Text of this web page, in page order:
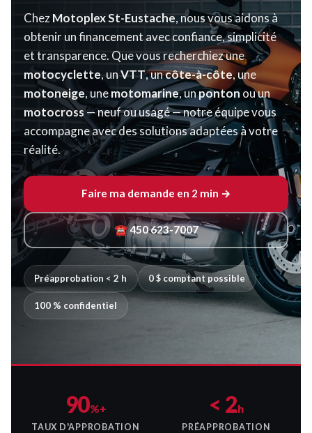
ChezMotoplex St-Eustache, nous vous aidons à
obtenir un financement avec confiance, simplicité
et transparence. Que vous recherchiez une
motocyclette, unVTT, uncôte-à-côte, une
motoneige, unemotomarine, unponton ou un
motocross— neuf ou usagé — notre équipe vous
accompagne avec des solutions adaptées à votre
réalité.
Faire ma demande en 2 min →
☎ 450 623-7007
Préapprobation < 2 h 0 $ comptant possible
100 % confidentiel
90%+
TAUX D'APPROBATION
< 2h
PRÉAPPROBATION